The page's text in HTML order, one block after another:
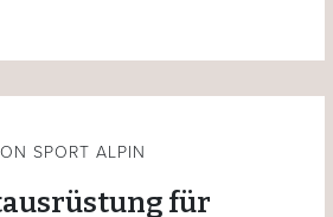
SPORT ALPIN
für